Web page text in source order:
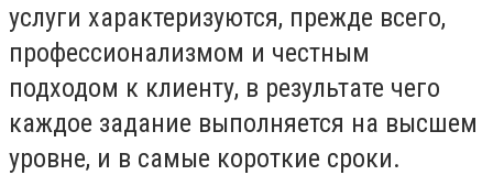
услуги характеризуются, прежде всего,
профессионализмом и честным
подходом к клиенту, в результате чего
каждое задание выполняется на высшем
уровне, и в самые короткие сроки.